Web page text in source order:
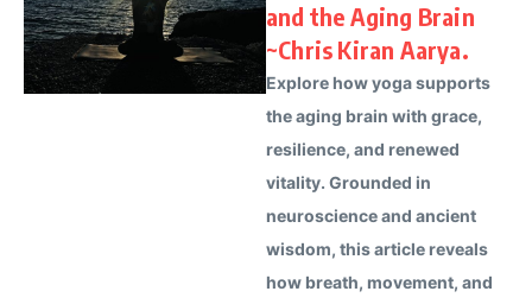
and the Aging Brain
~Chris Kiran Aarya.
Explore how yoga supports
the aging brain with grace,
resilience, and renewed
vitality. Grounded in
neuroscience and ancient
wisdom, this article reveals
how breath, movement, and